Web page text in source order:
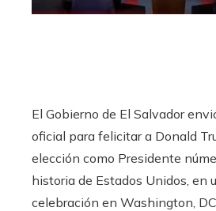
El Gobierno de El Salvador
oficial para felicitar a Donald
elección como Presidente
historia de Estados Unidos, en
celebración en Washington,